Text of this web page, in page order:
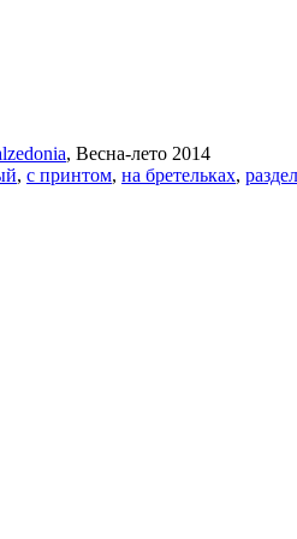
, Весна-лето 2014
, с принтом, на бретельках,